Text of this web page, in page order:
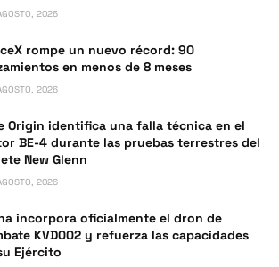
2026
rompe un nuevo récord: 90
en menos de 8 meses
2026
Origin identifica una falla técnica en el
BE-4 durante las pruebas terrestres del
New Glenn
2026
incorpora oficialmente el dron de
KVD002 y refuerza las capacidades
Ejército